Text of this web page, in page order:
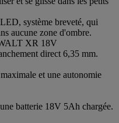
système breveté, qui
aucune zone d'ombre.
XR 18V
direct 6,35 mm.
et une autonomie
batterie 18V 5Ah chargée.